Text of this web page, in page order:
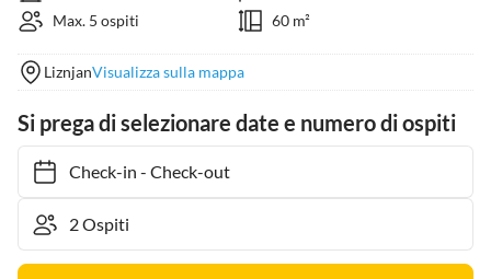
Max. 5 ospiti
60 m²
LiznjanVisualizza sulla mappa
Si prega di selezionare date e numero di ospiti
Check-in- Check-out